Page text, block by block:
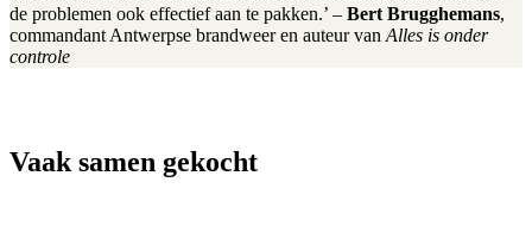
de problemen ook effectief aan te pakken.’ – Bert Brugghemans,
commandant Antwerpse brandweer en auteur van Alles is onder
controle
Vaak samen gekocht